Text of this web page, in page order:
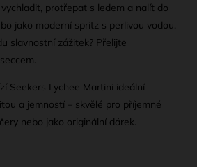
protřepat s ledem a nalít do
jako moderní spritz s perlivou vodou.
slavnostní zážitek? Přelijte
Seekers Lychee Martini ideální
a jemností – skvělé pro příjemné
nebo jako originální dárek.